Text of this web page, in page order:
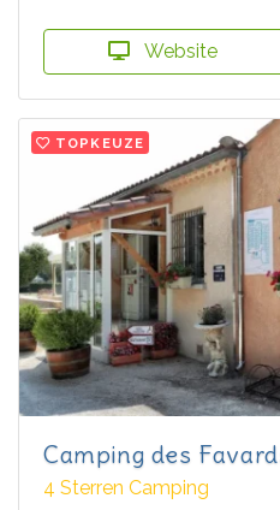
Website
TOPKEUZE
Camping des
4 Sterren Camping